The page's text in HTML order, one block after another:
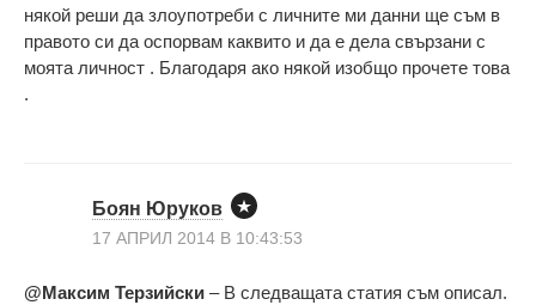
някой реши да злоупотреби с личните ми данни ще съм в
правото си да оспорвам каквито и да е дела свързани с
моята личност . Благодаря ако някой изобщо прочете това
.
Боян Юруков
17 АПРИЛ 2014 В 10:43:53
@Максим Терзийски – В следващата статия съм описал.